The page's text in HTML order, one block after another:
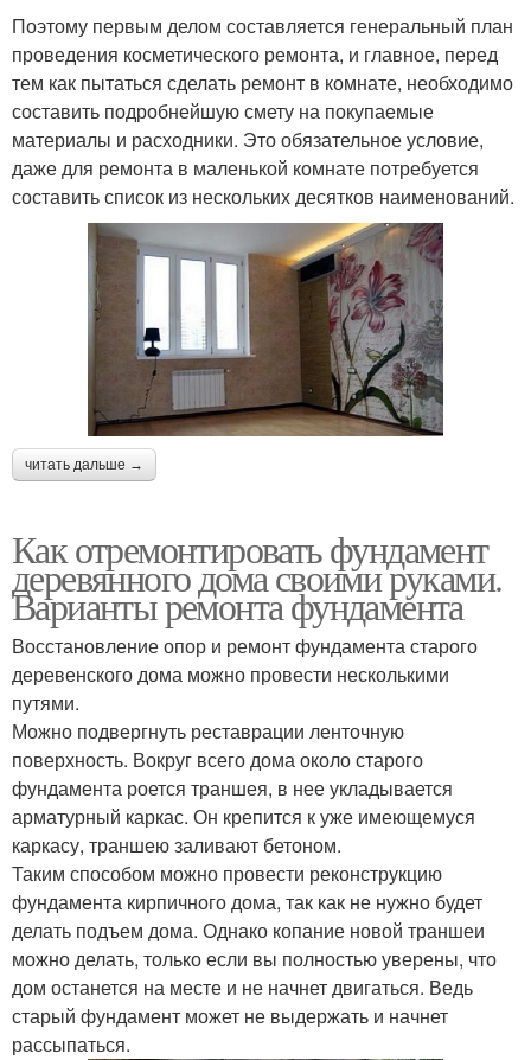
Поэтому первым делом составляется генеральный план
проведения косметического ремонта, и главное, перед
тем как пытаться сделать ремонт в комнате, необходимо
составить подробнейшую смету на покупаемые
материалы и расходники. Это обязательное условие,
даже для ремонта в маленькой комнате потребуется
составить список из нескольких десятков наименований.
читать дальше →
Как отремонтировать фундамент
деревянного дома своими руками.
Варианты ремонта фундамента
Восстановление опор и ремонт фундамента старого
деревенского дома можно провести несколькими
путями.
Можно подвергнуть реставрации ленточную
поверхность. Вокруг всего дома около старого
фундамента роется траншея, в нее укладывается
арматурный каркас. Он крепится к уже имеющемуся
каркасу, траншею заливают бетоном.
Таким способом можно провести реконструкцию
фундамента кирпичного дома, так как не нужно будет
делать подъем дома. Однако копание новой траншеи
можно делать, только если вы полностью уверены, что
дом останется на месте и не начнет двигаться. Ведь
старый фундамент может не выдержать и начнет
рассыпаться.